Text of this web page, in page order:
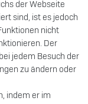
der Webseite
sind, ist es jedoch
nicht
Der
jedem Besuch der
zu ändern oder
indem er im